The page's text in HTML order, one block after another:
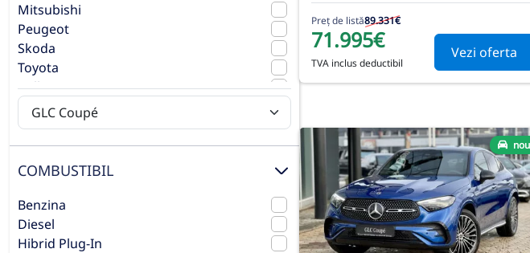
Mitsubishi
Peugeot
Skoda
Toyota
Volkswagen
Volvo
COMBUSTIBIL
Benzina
Diesel
Hibrid Plug-In
Preț de listă89.331€
71.995€
TVA inclus deductibil
Vezi oferta
nou